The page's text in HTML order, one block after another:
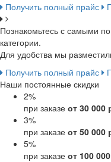
Получить полный прайс
Познакомьтесь с самыми
категории.
Для удобства мы
Получить полный прайс
Наши постоянные скидки
2%
при заказе от 30 000
3%
при заказе от 50 000
5%
при заказе от 100